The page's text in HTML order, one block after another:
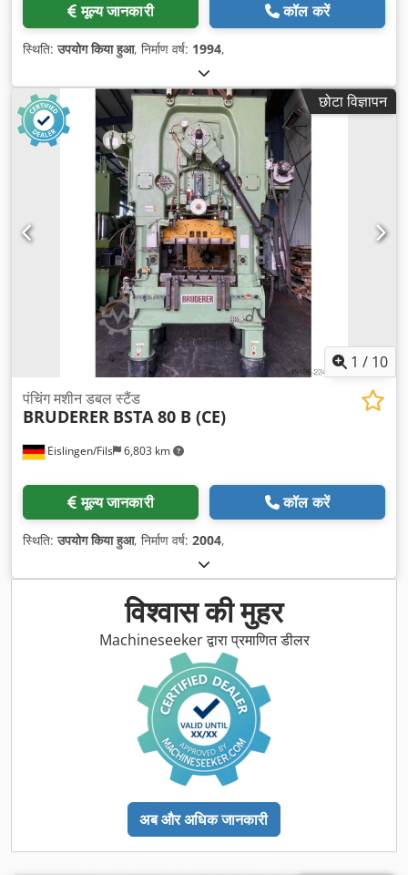
मूल्य जानकारी कॉल करें
स्थिति:उपयोग किया हुआ, निर्माण वर्ष: 1994,
छोटा विज्ञापन
1 / 10
Eislingen/Fils 6,803 km
पंचिंग मशीन डबल स्टैंड
BRUDERER BSTA 80 B (CE)
मूल्य जानकारी कॉल करें
स्थिति:उपयोग किया हुआ, निर्माण वर्ष: 2004,
विश्वास की मुहर
Machineseeker द्वारा प्रमाणित डीलर
अब और अधिक जानकारी